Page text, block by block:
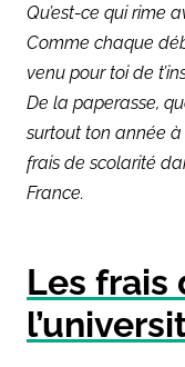
Qu’est-ce qui rime
Comme chaque
venu pour toi de
De la paperasse,
surtout ton année
frais de scolarité
France.
Les frais